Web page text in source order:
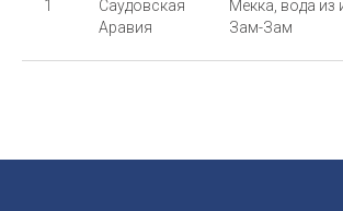
1
Саудовская
Аравия
Мекка, вода из
Зам-Зам